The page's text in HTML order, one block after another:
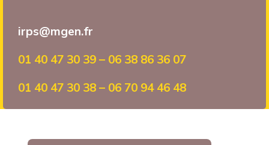
irps@mgen.fr
01 40 47 30 39 – 06 38 86 36 07
01 40 47 30 38 – 06 70 94 46 48